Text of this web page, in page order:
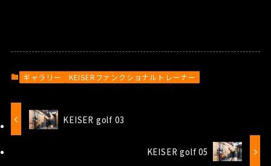
ギャラリー KEISERファンクショナルトレーナー
KEISER golf 03
KEISER golf 05